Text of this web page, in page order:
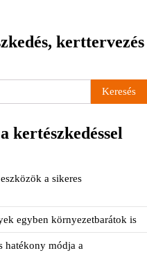
kerttervezés
kertészkedéssel
a sikeres
egyben környezetbarátok is
hatékony módja a